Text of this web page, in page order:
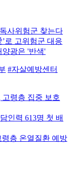
사위험군 찾는다
로 고위험군 대응
광은 '반색'
#자살예방센터
고령층 집중 보호
인력 613명 첫 배
층 온열질환 예방